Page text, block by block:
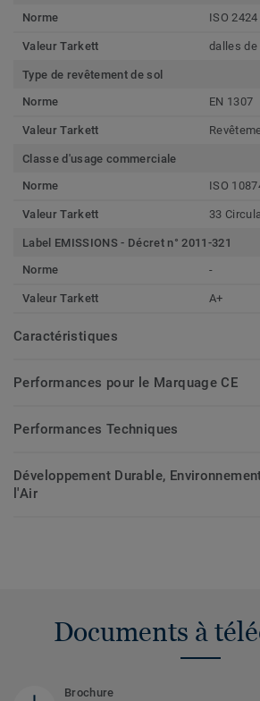
Norme ISO 2424
Valeur Tarkett dalles
Type de revêtement de sol
Norme
EN 1307
Valeur Tarkett
Classe d'usage commerciale
Norme
ISO
Valeur Tarkett 33
Label EMISSIONS - Décret n° 2011-321
Norme
-
Valeur Tarkett A+
Caractéristiques
Performances pour le Marquage CE
Performances Techniques
Développement Durable,
l'Air
Documents à
Brochure